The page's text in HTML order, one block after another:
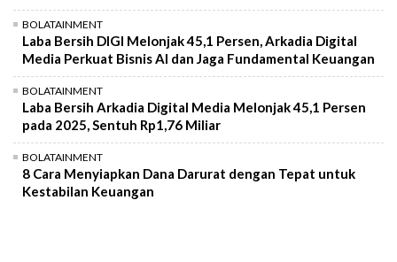
BOLATAINMENT
Laba Bersih DIGI Melonjak 45,1 Persen, Arkadia Digital
Media Perkuat Bisnis AI dan Jaga Fundamental Keuangan
BOLATAINMENT
Laba Bersih Arkadia Digital Media Melonjak 45,1 Persen
pada 2025, Sentuh Rp1,76 Miliar
BOLATAINMENT
8 Cara Menyiapkan Dana Darurat dengan Tepat untuk
Kestabilan Keuangan